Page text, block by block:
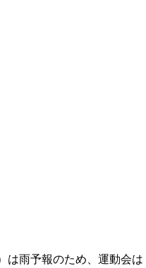
は雨予報のため、運動会